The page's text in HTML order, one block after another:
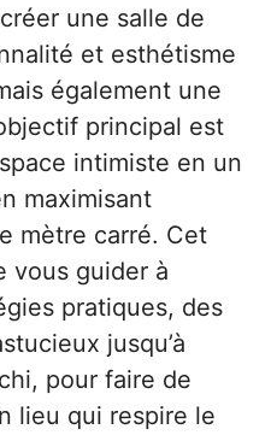
une salle de
et esthétisme
également une
principal est
intimiste en un
maximisant
mètre carré. Cet
vous guider à
pratiques, des
jusqu’à
pour faire de
lieu qui respire le